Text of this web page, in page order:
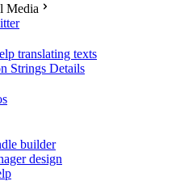
Media
translating texts
Strings Details
builder
design